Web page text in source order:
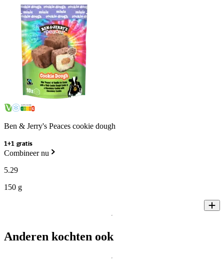
Ben & Jerry's Peaces cookie dough
1+1 gratis
Combineer nu
5.29
150 g
Anderen kochten ook